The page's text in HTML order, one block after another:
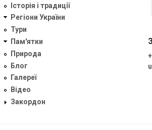
Історія і традиції
Регіони України
Тури
Пам'ятки
Природа
Блог
Галереї
Відео
Закордон